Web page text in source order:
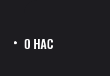
О НАС